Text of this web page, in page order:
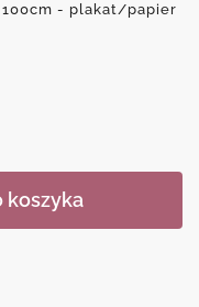
- plakat/papier
koszyka